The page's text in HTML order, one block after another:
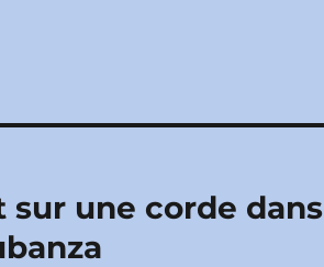
sur une corde dans